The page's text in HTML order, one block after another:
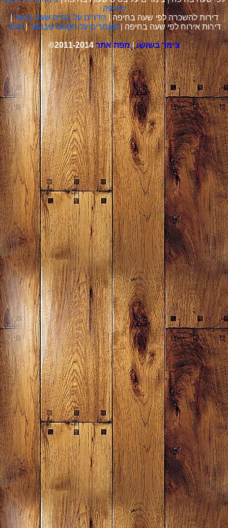
בחיפה
דירות להשכרה לפי שעה בחיפה |חדרים על בסיס שעה בנשר|
דירות אירוח לפי שעה בחיפה |מאמרים על הקסם שבנשר|מפה
©2011-2014 צימר בשושו|מפת אתר